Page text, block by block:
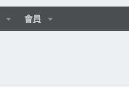
會員